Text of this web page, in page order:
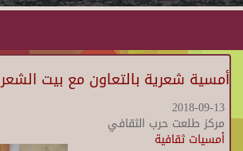
أمسية شعرية بالتعاون مع بيت الشعر
2018-09-13
مركز طلعت حرب الثقافي
أمسيات ثقافية